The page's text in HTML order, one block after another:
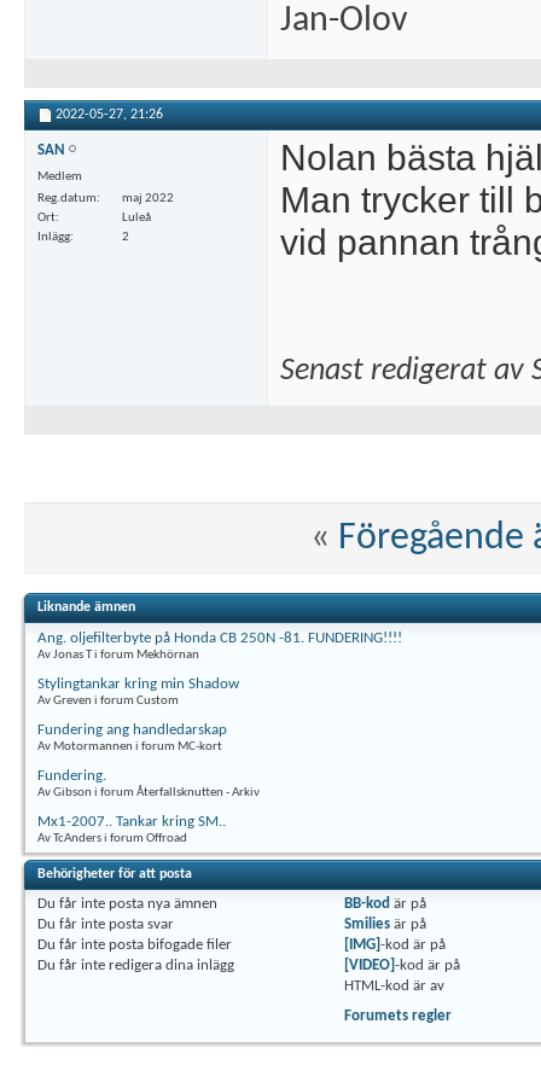
Jan-Olov
2022-05-27, 21:26
SAN
Medlem
Reg.datum
maj 2022
Ort
Luleå
Inlägg
2
Nolan bästa
Man trycker till
vid pannan
Senast redigerat av
« Föregående
Liknande ämnen
Ang. oljefilterbyte på Honda CB 250N -81. FUNDERING!!!!
Av Jonas T i forum Mekhörnan
Stylingtankar kring min Shadow
Av Greven i forum Custom
Fundering ang handledarskap
Av Motormannen i forum MC-kort
Fundering.
Av Gibson i forum Återfallsknutten - Arkiv
Mx1-2007.. Tankar kring SM..
Av TcAnders i forum Offroad
Behörigheter för att posta
Du får inte posta nya ämnen
Du får inte posta svar
Du får inte posta bifogade filer
Du får inte redigera dina inlägg
BB-kod är på
Smilies är på
[IMG]-kod är på
[VIDEO]-kod är på
HTML-kod är av
Forumets regler